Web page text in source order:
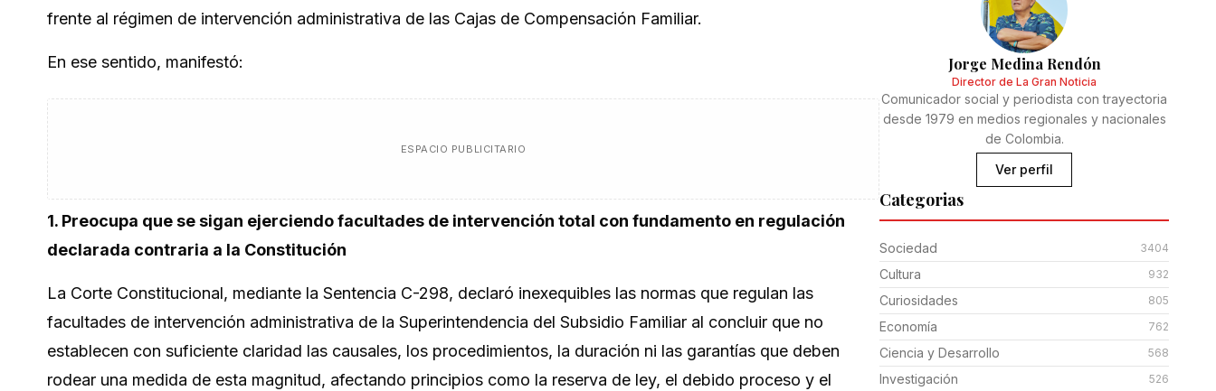
frente al régimen de intervención administrativa de las Cajas de Compensación Familiar.
En ese sentido, manifestó:
ESPACIO PUBLICITARIO
1. Preocupa que se sigan ejerciendo facultades de intervención total con fundamento en regulación
declarada contraria a la Constitución
La Corte Constitucional, mediante la Sentencia C-298, declaró inexequibles las normas que regulan las
facultades de intervención administrativa de la Superintendencia del Subsidio Familiar al concluir que no
establecen con suficiente claridad las causales, los procedimientos, la duración ni las garantías que deben
rodear una medida de esta magnitud, afectando principios como la reserva de ley, el debido proceso y el
Jorge Medina Rendón
Director de La Gran Noticia
Comunicador social y periodista con trayectoria
desde 1979 en medios regionales y nacionales
de Colombia.
Ver perfil
Categorias
Sociedad 3404
Cultura 932
Curiosidades 805
Economía 762
Ciencia y Desarrollo 568
Investigación 526